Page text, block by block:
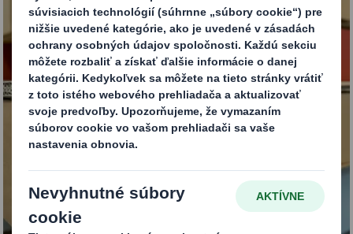
Papierové palety